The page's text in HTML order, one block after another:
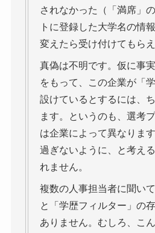
されなかった（「満席」
トに登録した大学名の情
変えたら受け付けてもら
真偽は不明です。仮に事
をもって、この企業が「
設けているとするには、
ます。というのも、選考
は企業によって異なりま
過ぎないように、と考え
れません。
複数の人事担当者に聞い
と「学歴フィルター」の
ありません。むしろ、こ